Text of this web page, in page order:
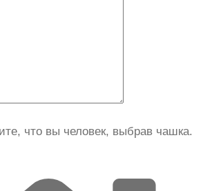
что вы человек, выбрав чашка.